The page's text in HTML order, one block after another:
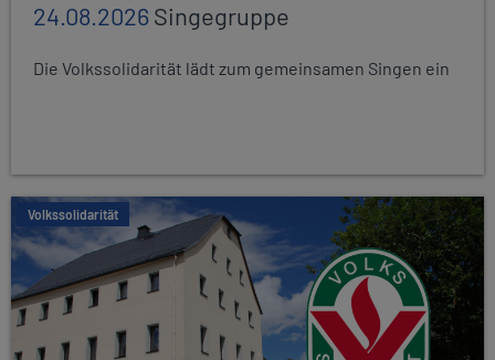
24.08.2026Singegruppe
Die Volkssolidarität lädt zum gemeinsamen Singen ein
Volkssolidarität